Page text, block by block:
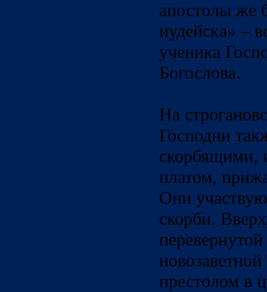
апостолы же
иудейска» –
ученика
Богослова.
На
Господни
скорбящими,
платом,
Они
скорби.
престолом в